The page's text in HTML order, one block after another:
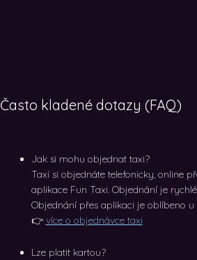
Často kladené dotazy (FAQ)
Jak si mohu objednat taxi?
Taxi si objednáte telefonicky, online
aplikace Fun Taxi. Objednání je
Objednání přes aplikaci je oblíbeno
👉 více o objednávce taxi
Lze platit kartou?